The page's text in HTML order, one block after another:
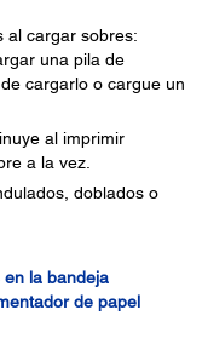
al cargar sobres:
una pila de
cargarlo o cargue un
al imprimir
a la vez.
doblados o
la bandeja
de papel